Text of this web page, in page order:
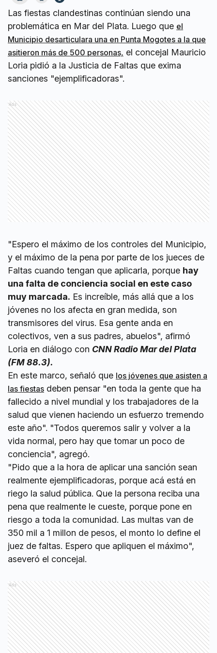
Las fiestas clandestinas continúan siendo una
problemática en Mar del Plata. Luego que el
Municipio desarticulara una en Punta Mogotes a la que
asitieron más de 500 personas, el concejal Mauricio
Loria pidió a la Justicia de Faltas que exima
sanciones "ejemplificadoras".
Ads
"Espero el máximo de los controles del Municipio,
y el máximo de la pena por parte de los jueces de
Faltas cuando tengan que aplicarla, porque hay
una falta de conciencia social en este caso
muy marcada. Es increíble, más allá que a los
jóvenes no los afecta en gran medida, son
transmisores del virus. Esa gente anda en
colectivos, ven a sus padres, abuelos", afirmó
Loria en diálogo con CNN Radio Mar del Plata
(FM 88.3).
En este marco, señaló que los jóvenes que asisten a
las fiestas deben pensar "en toda la gente que ha
fallecido a nivel mundial y los trabajadores de la
salud que vienen haciendo un esfuerzo tremendo
este año". "Todos queremos salir y volver a la
vida normal, pero hay que tomar un poco de
conciencia", agregó.
"Pido que a la hora de aplicar una sanción sean
realmente ejemplificadoras, porque acá está en
riego la salud pública. Que la persona reciba una
pena que realmente le cueste, porque pone en
riesgo a toda la comunidad. Las multas van de
350 mil a 1 millon de pesos, el monto lo define el
juez de faltas. Espero que apliquen el máximo",
aseveró el concejal.
Ads